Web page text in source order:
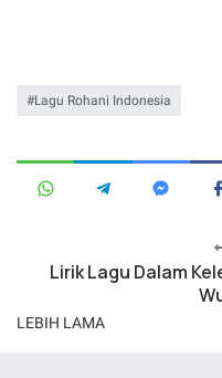
Lagu Rohani Indonesia
Lirik Lagu Dalam
LEBIH LAMA